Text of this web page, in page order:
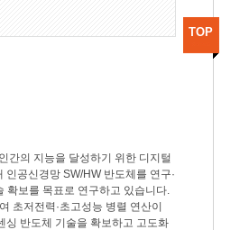
간의 지능을 달성하기 위한 디지털
공신경망 SW/HW 반도체를 연구·
확보를 목표로 연구하고 있습니다.
초저전력·초고성능 병렬 연산이
싱 반도체 기술을 확보하고 고도화
TOP